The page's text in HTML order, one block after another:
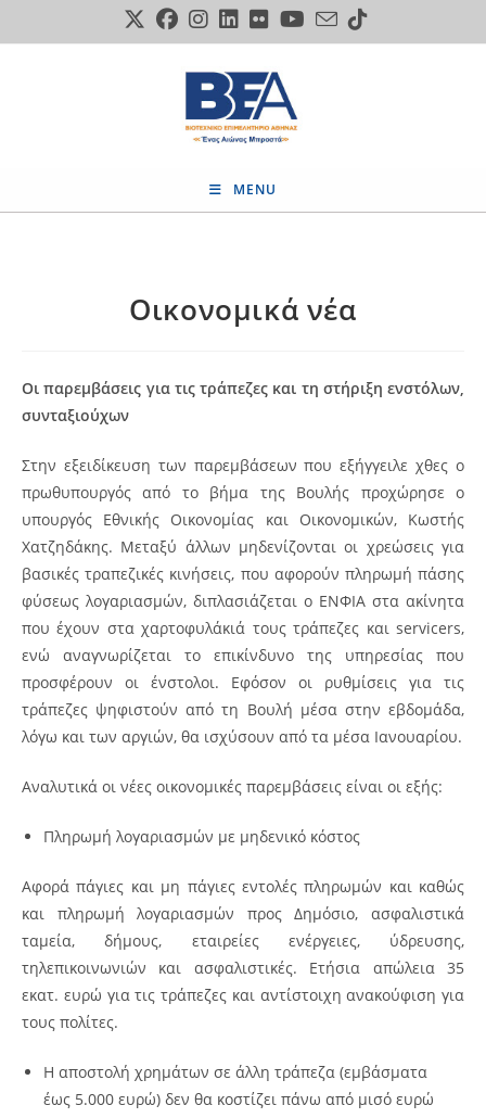
to
MENU
Οικονομικά νέα
Oι παρεμβάσεις για τις τράπεζες και τη στήριξη ενστόλων,
συνταξιούχων
Στην εξειδίκευση των παρεμβάσεων που εξήγγειλε χθες ο
πρωθυπουργός από το βήμα της Βουλής προχώρησε ο
υπουργός Εθνικής Οικονομίας και Οικονομικών, Κωστής
Χατζηδάκης. Μεταξύ άλλων μηδενίζονται οι χρεώσεις για
βασικές τραπεζικές κινήσεις, που αφορούν πληρωμή πάσης
φύσεως λογαριασμών, διπλασιάζεται ο ΕΝΦΙΑ στα ακίνητα
που έχουν στα χαρτοφυλάκιά τους τράπεζες και servicers,
ενώ αναγνωρίζεται το επικίνδυνο της υπηρεσίας που
προσφέρουν οι ένστολοι. Εφόσον οι ρυθμίσεις για τις
τράπεζες ψηφιστούν από τη Βουλή μέσα στην εβδομάδα,
λόγω και των αργιών, θα ισχύσουν από τα μέσα Ιανουαρίου.
Αναλυτικά οι νέες οικονομικές παρεμβάσεις είναι οι εξής:
Πληρωμή λογαριασμών με μηδενικό κόστος
Αφορά πάγιες και μη πάγιες εντολές πληρωμών και καθώς
και πληρωμή λογαριασμών προς Δημόσιο, ασφαλιστικά
ταμεία, δήμους, εταιρείες ενέργειες, ύδρευσης,
τηλεπικοινωνιών και ασφαλιστικές. Ετήσια απώλεια 35
εκατ. ευρώ για τις τράπεζες και αντίστοιχη ανακούφιση για
τους πολίτες.
Η αποστολή χρημάτων σε άλλη τράπεζα (εμβάσματα
έως 5.000 ευρώ) δεν θα κοστίζει πάνω από μισό ευρώ